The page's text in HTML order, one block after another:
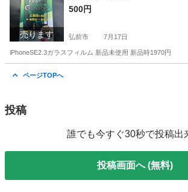
売ります
500円
弘前市 7月17日
iPhoneSE2.3ガラスフィルム 新品未使用 新品時1970円
ページTOPへ
投稿
誰でも今すぐ30秒で投稿出
投稿画面へ (無料)